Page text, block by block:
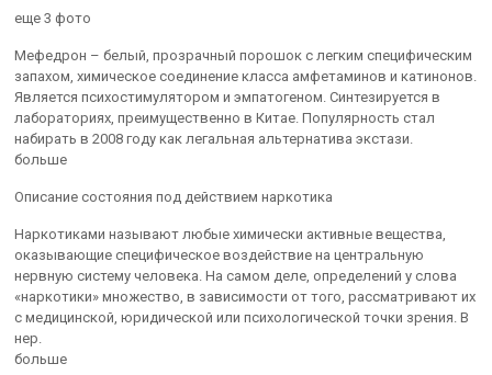
еще 3 фото
Мефедрон – белый, прозрачный порошок с легким специфическим
запахом, химическое соединение класса амфетаминов и катинонов.
Является психостимулятором и эмпатогеном. Синтезируется в
лабораториях, преимущественно в Китае. Популярность стал
набирать в 2008 году как легальная альтернатива экстази.
больше
Описание состояния под действием наркотика
Наркотиками называют любые химически активные вещества,
оказывающие специфическое воздействие на центральную
нервную систему человека. На самом деле, определений у слова
«наркотики» множество, в зависимости от того, рассматривают их
с медицинской, юридической или психологической точки зрения. В
нер.
больше